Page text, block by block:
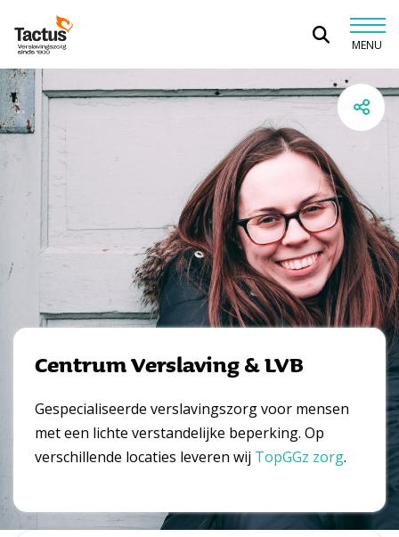
Spring naar content
Tactus Verslavingszorg
MENU
Centrum Verslaving & LVB
Gespecialiseerde verslavingszorg voor mensen
met een lichte verstandelijke beperking. Op
verschillende locaties leveren wij TopGGz zorg.